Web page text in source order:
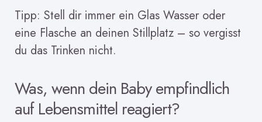
Tipp: Stell dir immer ein Glas Wasser oder
eine Flasche an deinen Stillplatz – so vergisst
du das Trinken nicht.
Was, wenn dein Baby empfindlich
auf Lebensmittel reagiert?